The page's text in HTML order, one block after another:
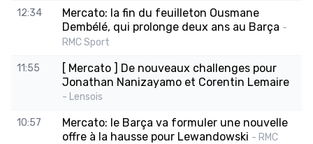
12:34
Mercato: la fin du feuilleton Ousmane
Dembélé, qui prolonge deux ans au Barça -
RMC Sport
11:55
[ Mercato ] De nouveaux challenges pour
Jonathan Nanizayamo et Corentin Lemaire
- Lensois
10:57
Mercato: le Barça va formuler une nouvelle
offre à la hausse pour Lewandowski - RMC